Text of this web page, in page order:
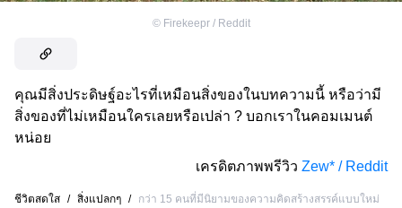
© Firekeepr / Reddit
คุณมีสิ่งประดิษฐ์อะไรที่เหมือนสิ่งของในบทความนี้ หรือว่ามี
สิ่งของที่ไม่เหมือนใครเลยหรือเปล่า ? บอกเราในคอมเมนต์
หน่อย
เครดิตภาพพรีวิว Zew* / Reddit
ชีวิตสดใส / สิ่งแปลกๆ / กว่า 15 คนที่มีนิยามของความคิดสร้างสรรค์แบบใหม่